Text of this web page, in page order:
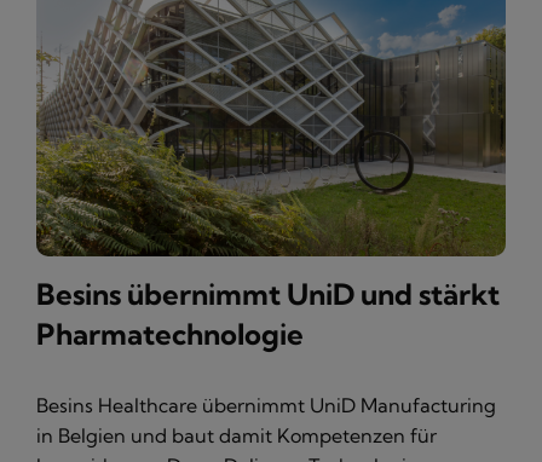
Besins übernimmt UniD und stärkt
Pharmatechnologie
Besins Healthcare übernimmt UniD Manufacturing
in Belgien und baut damit Kompetenzen für